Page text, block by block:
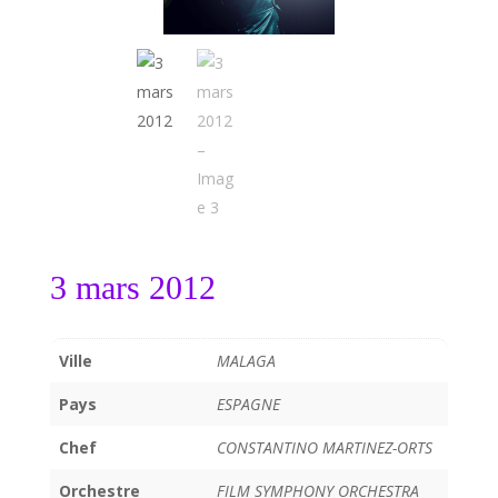
3 mars 2012
Ville MALAGA
Pays ESPAGNE
Chef CONSTANTINO MARTINEZ-ORTS
Orchestre FILM SYMPHONY ORCHESTRA